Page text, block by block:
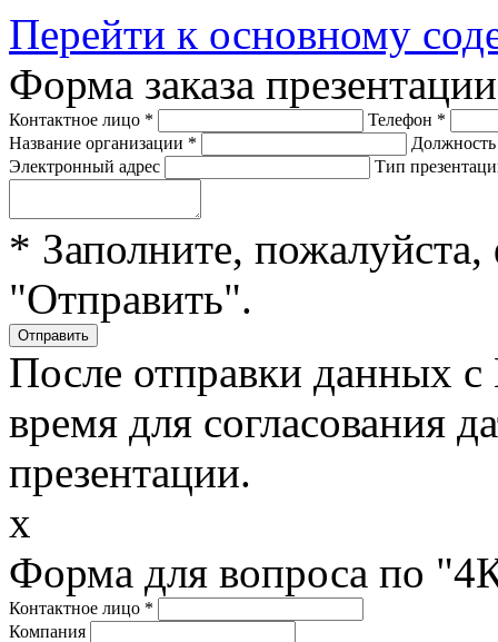
Перейти к основному
Форма заказа
Контактное лицо * Телефон *
Название организации *
Электронный адрес
Тип
* Заполните,
"Отправить".
После отправки данных
время для согласования
презентации.
x
Форма для вопроса по
Контактное лицо *
Компания